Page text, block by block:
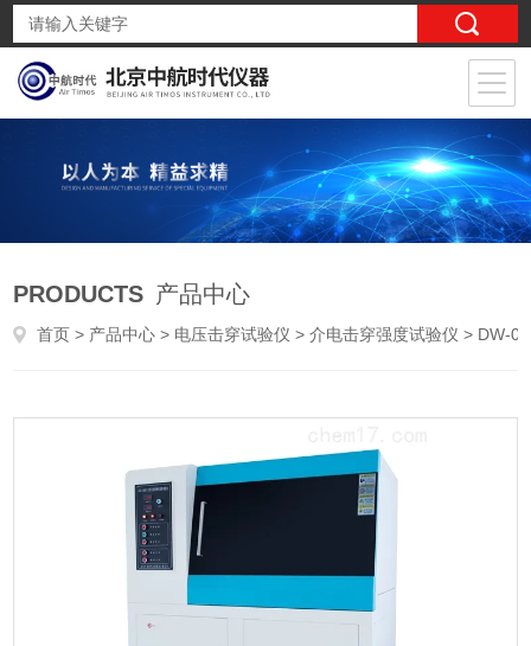
PRODUCTS 产品中心
首页 > 产品中心 > 电压击穿试验仪 >介电击穿强度试验仪 > DW-02点着温度测定仪